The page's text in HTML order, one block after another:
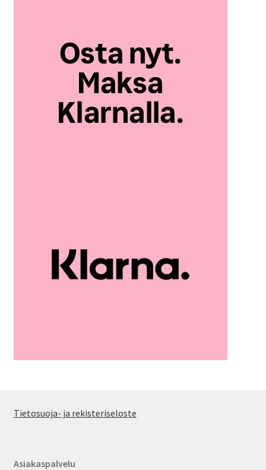
Tietosuoja- ja rekisteriseloste
Asiakaspalvelu